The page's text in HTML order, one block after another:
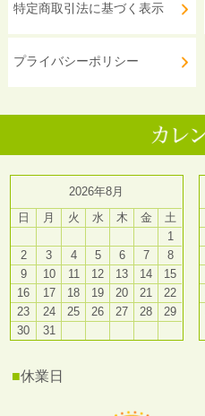
特定商取引法に基づく表示
プライバシーポリシー
2026年8月
日
月 火 水 木 金
土
1
2
3 4 5 6 7
8
9
10 11 12 13 14
15
16
17 18 19 20 21
22
23
24 25 26 27 28
29
30
31
■休業日